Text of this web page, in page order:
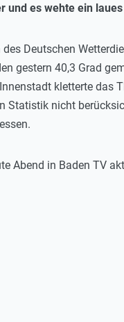
und es wehte ein
des Deutschen
gestern 40,3 Grad
kletterte das
Statistik nicht
Abend in Baden TV